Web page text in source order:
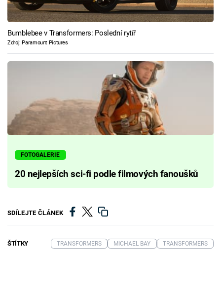
Bumblebee v Transformers: Poslední rytíř
Zdroj: Paramount Pictures
FOTOGALERIE
20 nejlepších sci-fi podle filmových fanoušků
SDÍLEJTE ČLÁNEK
ŠTÍTKY TRANSFORMERS MICHAEL BAY TRANSFORMERS